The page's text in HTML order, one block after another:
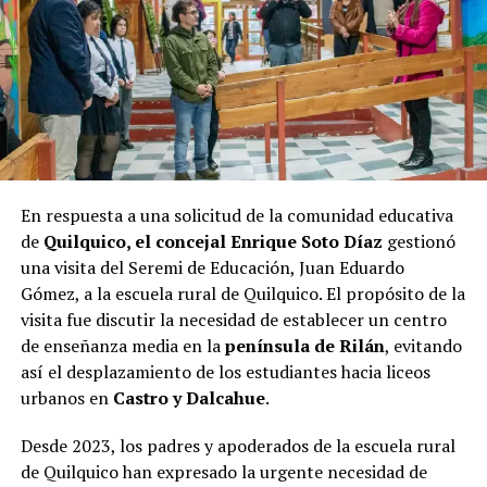
los próximos días serán cruciales para todos los
candidatos en la recta final hacia las urnas.
En respuesta a una solicitud de la comunidad educativa
de Quilquico, el concejal Enrique Soto Díaz gestionó
una visita del Seremi de Educación, Juan Eduardo
Gómez, a la escuela rural de Quilquico. El propósito de la
visita fue discutir la necesidad de establecer un centro
de enseñanza media en lapenínsula de Rilán, evitando
así el desplazamiento de los estudiantes hacia liceos
urbanos en Castro y Dalcahue.
Desde 2023, los padres y apoderados de la escuela rural
de Quilquico han expresado la urgente necesidad de